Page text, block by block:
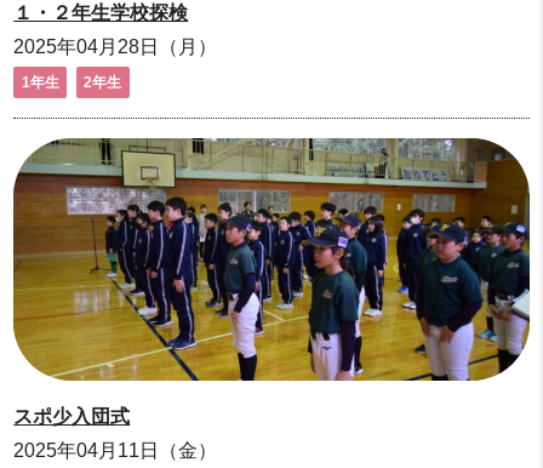
１・２年生学校探検
2025年04月28日（月）
1年生 2年生
スポ少入団式
2025年04月11日（金）